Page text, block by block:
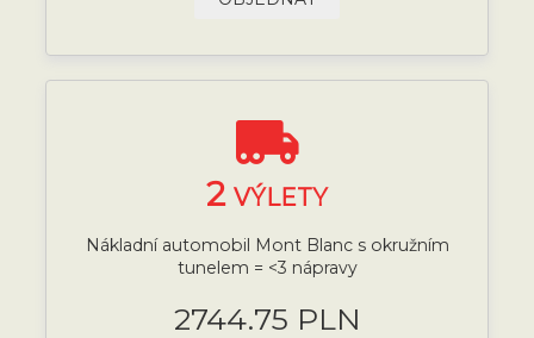
2 VÝLETY
Nákladní automobil Mont Blanc s okružním
tunelem = <3 nápravy
2744.75 PLN